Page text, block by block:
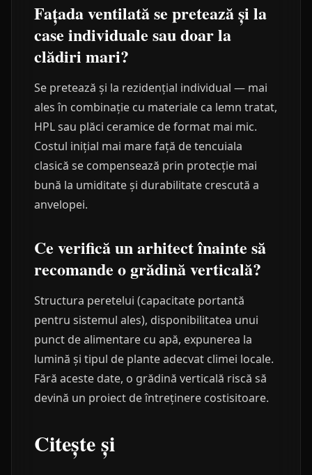
Fațada ventilată se pretează și la
case individuale sau doar la
clădiri mari?
Se pretează și la rezidențial individual — mai
ales în combinație cu materiale ca lemn tratat,
HPL sau plăci ceramice de format mai mic.
Costul inițial mai mare față de tencuiala
clasică se compensează prin protecție mai
bună la umiditate și durabilitate crescută a
anvelopei.
Ce verifică un arhitect înainte să
recomande o grădină verticală?
Structura peretelui (capacitate portantă
pentru sistemul ales), disponibilitatea unui
punct de alimentare cu apă, expunerea la
lumină și tipul de plante adecvat climei locale.
Fără aceste date, o grădină verticală riscă să
devină un proiect de întreținere costisitoare.
Citește și